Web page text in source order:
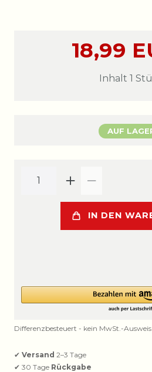
18,99
Inhalt 1
AUF
IN DEN
Differenzbesteuert - kein MwSt.-Ausweis
✔ Versand 2–3 Tage
✔ 30 Tage Rückgabe